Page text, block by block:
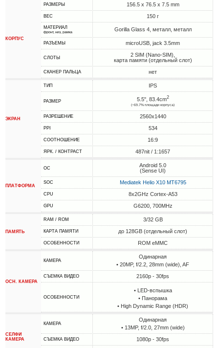
КОРПУС
РАЗМЕРЫ 156.5 x 76.5 x 7.5 mm
ВЕС 150 г
МАТЕРИАЛ
фронт, низ, рамка Gorilla Glass 4, металл, металл
РАЗЪЕМЫ microUSB, jack 3.5mm
СЛОТЫ
2 SIM (Nano-SIM),
карта памяти (отдельный слот)
СКАНЕР ПАЛЬЦА нет
ЭКРАН
ТИП IPS
РАЗМЕР 5.5", 83.4cm2
(~69.7% площади корпуса)
РАЗРЕШЕНИЕ 2560x1440
PPI 534
СООТНОШЕНИЕ 16:9
ЯРК. / КОНТРАСТ 487nit / 1:1657
ПЛАТФОРМА
ОС
Android 5.0
(Sense UI)
SOC Mediatek Helio X10 MT6795
CPU 8x2GHz Cortex-A53
GPU G6200, 700MHz
ПАМЯТЬ
RAM / ROM 3/32 GB
КАРТА ПАМЯТИ до 128GB (отдельный слот)
ОСОБЕННОСТИ ROM eMMC
ОСН. КАМЕРА
КАМЕРА
Одинарная
• 20MP, f/2.2, 28mm (wide), AF
СЪЕМКА ВИДЕО 2160p - 30fps
ОСОБЕННОСТИ
• LED-вспышка
• Панорама
• High Dynamic Range (HDR)
СЕЛФИ
КАМЕРА
КАМЕРА
Одинарная
• 13MP, f/2.0, 27mm (wide)
СЪЕМКА ВИДЕО 1080p - 30fps